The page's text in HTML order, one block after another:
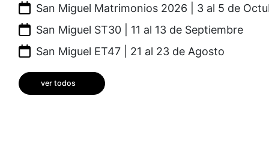
San Miguel Matrimonios 2026 | 3 al 5 de
San Miguel ST30 | 11 al 13 de Septiembre
San Miguel ET47 | 21 al 23 de Agosto
ver todos